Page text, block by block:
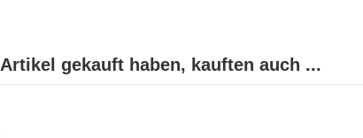
gekauft haben, kauften auch ...